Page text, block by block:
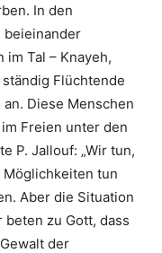
In den
beieinander
Tal – Knayeh,
Flüchtende
Diese Menschen
Freien unter den
P. Jallouf: „Wir tun,
tun
Aber die Situation
beten zu Gott, dass
der